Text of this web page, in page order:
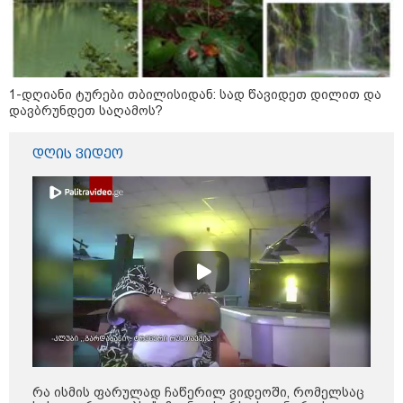
სჭირდება საზოგადოების
სათანადო რეაქცია" - ირაკლი
კობახიძე
ვრცელდება კადრები
რუსთაველიდან, სადაც სატვირთო
გადაბრუნდა - მანქანაში
მცირეწლოვანიც იმყოფებოდა
ნანუკა ჟორჟოლიანი
ვიდეომიმართვას ავრცელებს -
"ამას იურიდიული ფაკულტეტის 1-
ელი კურსის სტუდენტიც იკითხავს"
Faceამბები
1-დღიანი ტურები თბილისიდან: სად წავიდეთ დილით და
დავბრუნდეთ საღამოს?
დღის ვიდეო
რა ისმის ფარულად ჩაწერილ ვიდეოში, რომელსაც